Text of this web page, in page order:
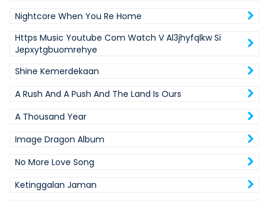
Nightcore When You Re Home
Https Music Youtube Com Watch V Al3jhyfqlkw Si
Jepxytgbuomrehye
Shine Kemerdekaan
A Rush And A Push And The Land Is Ours
A Thousand Year
Image Dragon Album
No More Love Song
Ketinggalan Jaman